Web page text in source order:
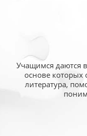
Учащимся даются
основе которых
литература,